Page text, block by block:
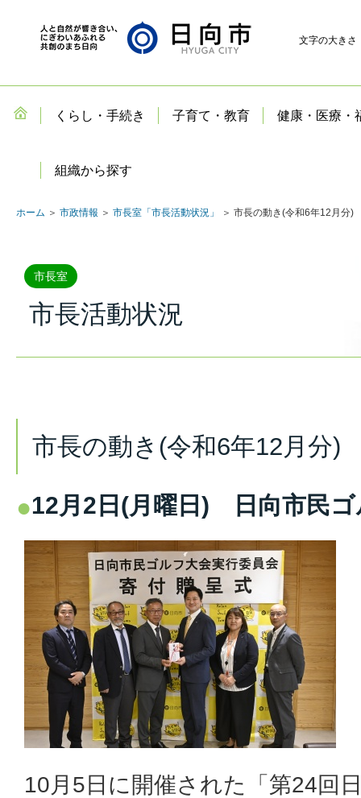
文字の大きさ
くらし・手続き 子育て・教育 健康・医療・
組織から探す
ホーム ＞ 市政情報 ＞ 市長室「市長活動状況」 ＞ 市長の動き(令和6年12月分)
市長室
市長活動状況
市長の動き(令和6年12月分)
12月2日(月曜日) 日向市民ゴ
10月5日に開催された「第24回